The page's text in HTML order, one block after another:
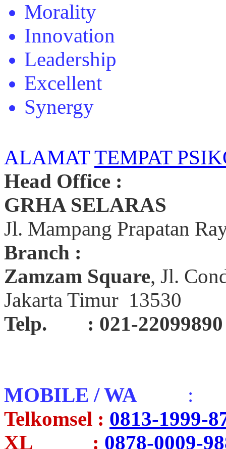
Morality
Innovation
Leadership
Excellent
Synergy
ALAMATTEMPAT
Head Office :
GRHA SELARAS
Jl. Mampang Prapatan
Branch :
Zamzam Square, Jl.
Jakarta Timur 13530
Telp. : 021-22099890
MOBILE / WA :
Telkomsel : 0813-1999-
XL : 0878-0009-